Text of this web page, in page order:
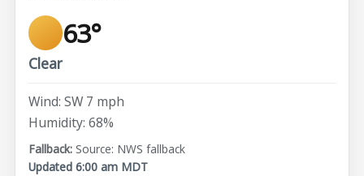
63°
Clear
Wind: SW 7 mph
Humidity: 68%
Source: NWS fallback
Updated 6:00 am MDT